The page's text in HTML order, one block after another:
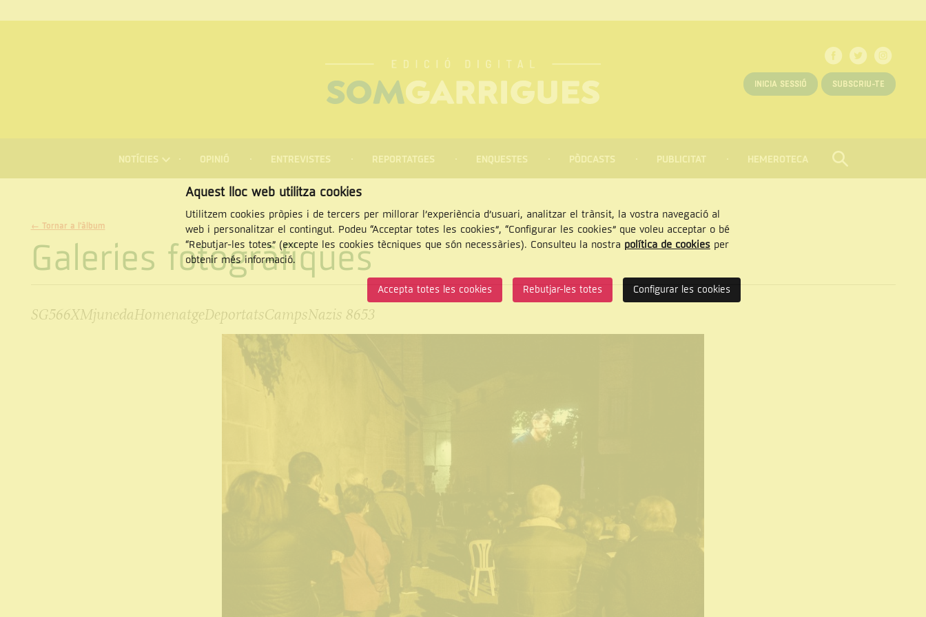
INICIA SESSIÓ SUBSCRIU-TE
NOTÍCIES OPINIÓ ENTREVISTES REPORTATGES ENQUESTES PÒDCASTS PUBLICITAT HEMEROTECA CERCAR
← Tornar a l'àlbum
Galeries fotogràfiques
SG566XMjunedaHomenatgeDeportatsCampsNazis 8653
Aquest lloc web utilitza cookies
Utilitzem cookies pròpies i de tercers per millorar l’experiència d’usuari, analitzar el trànsit, la vostra navegació al
web i personalitzar el contingut. Podeu “Acceptar totes les cookies”, “Configurar les cookies” que voleu acceptar o bé
“Rebutjar-les totes” (excepte les cookies tècniques que són necessàries). Consulteu la nostra política de cookiesper
obtenir més informació.
Accepta totes les cookies Rebutjar-les totes Configurar les cookies